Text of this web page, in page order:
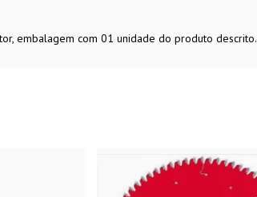
embalagem com 01 unidade do produto descrito.